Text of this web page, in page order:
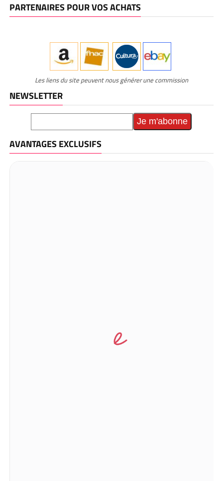
PARTENAIRES POUR VOS ACHATS
Les liens du site peuvent nous générer une commission
NEWSLETTER
AVANTAGES EXCLUSIFS